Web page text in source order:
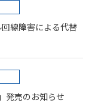
線障害による代替
発売のお知らせ